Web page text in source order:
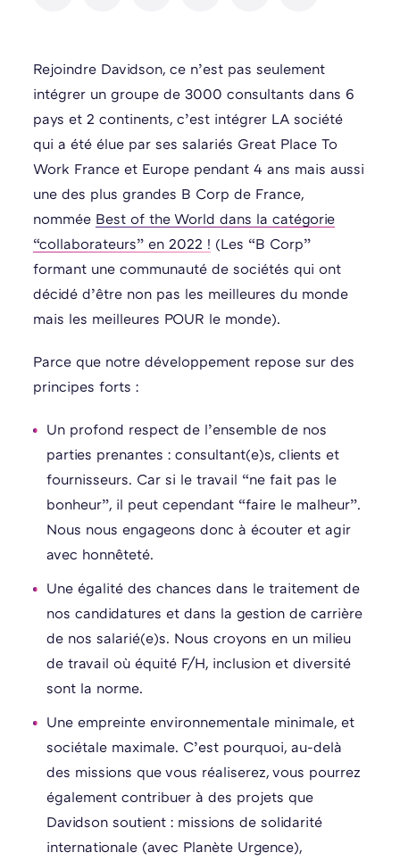
Rejoindre Davidson, ce n’est pas seulement
intégrer un groupe de 3000 consultants dans 6
pays et 2 continents, c’est intégrer LA société
qui a été élue par ses salariés Great Place To
Work France et Europe pendant 4 ans mais aussi
une des plus grandes B Corp de France,
nommée Best of the World dans la catégorie
“collaborateurs” en 2022 ! (Les “B Corp”
formant une communauté de sociétés qui ont
décidé d’être non pas les meilleures du monde
mais les meilleures POUR le monde).
Parce que notre développement repose sur des
principes forts :
Un profond respect de l’ensemble de nos
parties prenantes : consultant(e)s, clients et
fournisseurs. Car si le travail “ne fait pas le
bonheur”, il peut cependant “faire le malheur”.
Nous nous engageons donc à écouter et agir
avec honnêteté.
Une égalité des chances dans le traitement de
nos candidatures et dans la gestion de carrière
de nos salarié(e)s. Nous croyons en un milieu
de travail où équité F/H, inclusion et diversité
sont la norme.
Une empreinte environnementale minimale, et
sociétale maximale. C’est pourquoi, au-delà
des missions que vous réaliserez, vous pourrez
également contribuer à des projets que
Davidson soutient : missions de solidarité
internationale (avec Planète Urgence),